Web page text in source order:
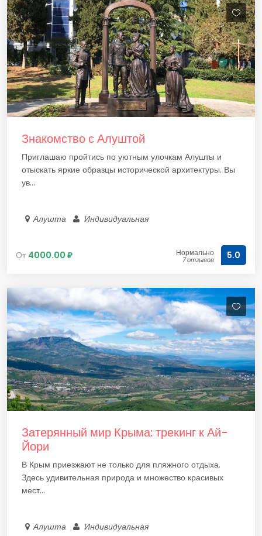
Знакомство с Алуштой
Приглашаю пройтись по уютным улочкам Алушты и
отыскать яркие образцы исторической архитектуры. Вы
ув...
Алушта Индивидуальная
От 4000.00 ₽ Нормально
7 отзывов 5.0
Затерянный мир Крыма: трекинг к Ай-
Йори
В Крым приезжают не только для пляжного отдыха.
Здесь удивительная природа и множество красивых
мест...
Алушта Индивидуальная